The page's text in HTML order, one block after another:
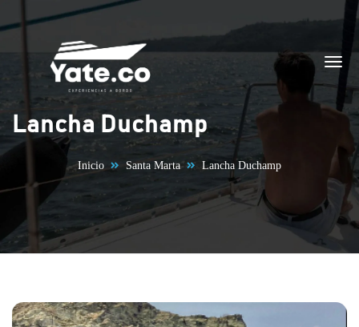
Saltar al contenido
Lancha Duchamp
Inicio Santa Marta Lancha Duchamp